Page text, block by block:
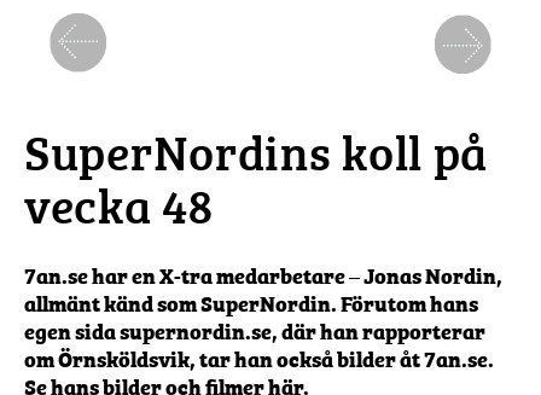
SuperNordins koll på
vecka 48
7an.se har en X-tra medarbetare – Jonas Nordin,
allmänt känd som SuperNordin. Förutom hans
egen sida supernordin.se, där han rapporterar
om Örnsköldsvik, tar han också bilder åt 7an.se.
Se hans bilder och filmer här.